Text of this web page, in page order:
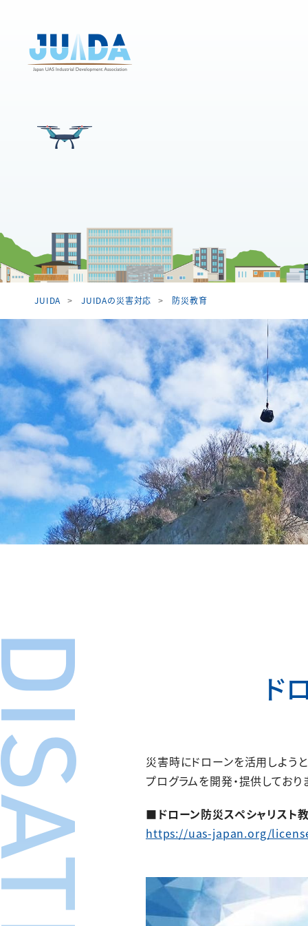
JUIDA JUIDAの災害対応 防災教育
ド
災害時にドローンを活用しよう
プログラムを開発・提供しており
■ドローン防災スペシャリスト
https://uas-japan.org/